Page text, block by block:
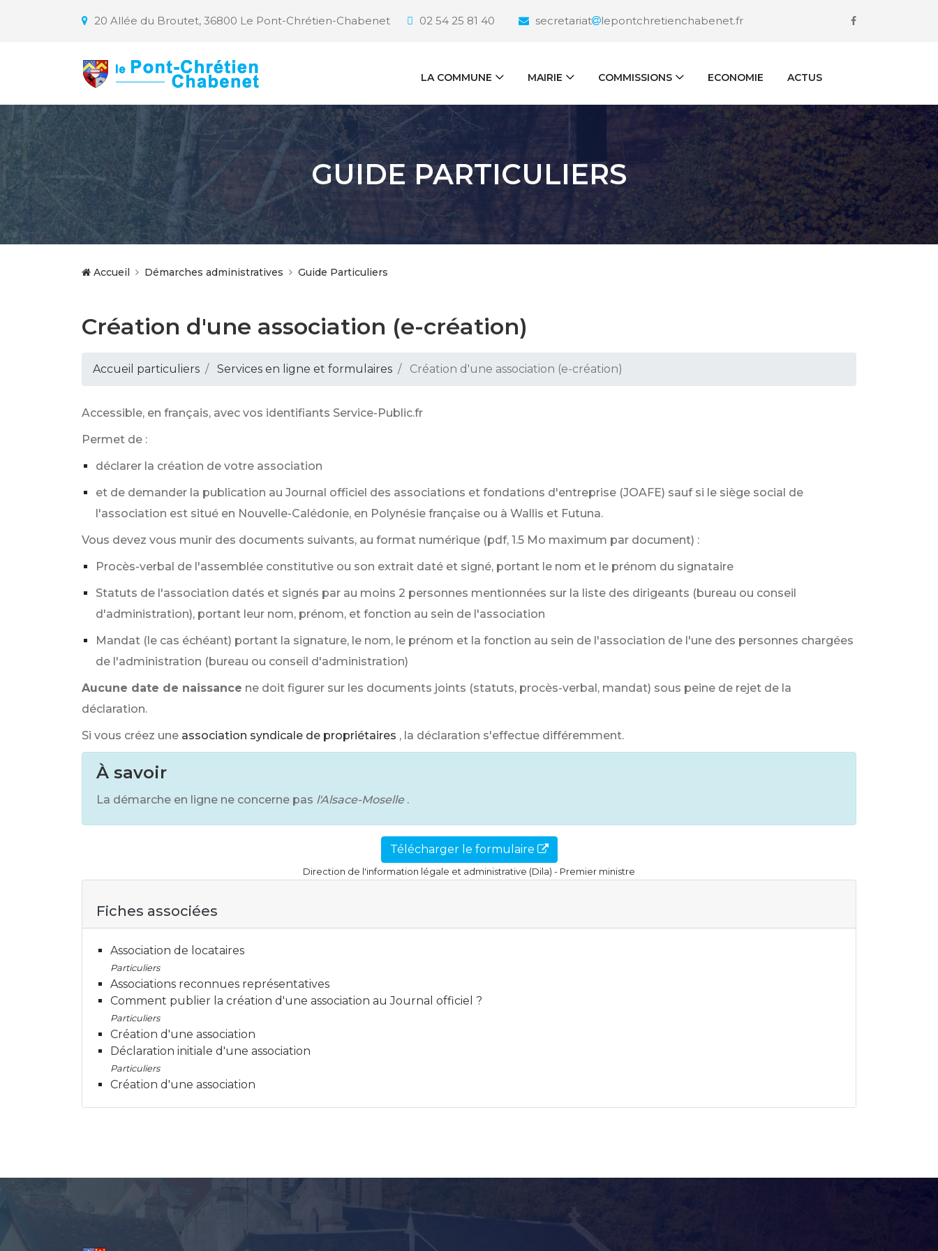
20 Allée du Broutet, 36800 Le Pont-Chrétien-Chabenet 02 54 25 81 40 secretariat lepontchretienchabenet.fr
LA COMMUNE MAIRIE COMMISSIONS ECONOMIE ACTUS
GUIDE PARTICULIERS
Accueil Démarches administratives Guide Particuliers
Création d'une association (e-création)
Accueil particuliers Services en ligne et formulaires Création d'une association (e-création)
Accessible, en français, avec vos identifiants Service-Public.fr
Permet de :
déclarer la création de votre association
et de demander la publication au Journal officiel des associations et fondations d'entreprise (JOAFE) sauf si le siège social de
l'association est situé en Nouvelle-Calédonie, en Polynésie française ou à Wallis et Futuna.
Vous devez vous munir des documents suivants, au format numérique (pdf, 1.5 Mo maximum par document) :
Procès-verbal de l'assemblée constitutive ou son extrait daté et signé, portant le nom et le prénom du signataire
Statuts de l'association datés et signés par au moins 2 personnes mentionnées sur la liste des dirigeants (bureau ou conseil
d'administration), portant leur nom, prénom, et fonction au sein de l'association
Mandat (le cas échéant) portant la signature, le nom, le prénom et la fonction au sein de l'association de l'une des personnes chargées
de l'administration (bureau ou conseil d'administration)
Aucune date de naissance ne doit figurer sur les documents joints (statuts, procès-verbal, mandat) sous peine de rejet de la
déclaration.
Si vous créez une association syndicale de propriétaires , la déclaration s'effectue différemment.
À savoir
La démarche en ligne ne concerne pas l'Alsace-Moselle .
Télécharger le formulaire
Direction de l'information légale et administrative (Dila) - Premier ministre
Fiches associées
Association de locataires
Particuliers
Associations reconnues représentatives
Comment publier la création d'une association au Journal officiel ?
Particuliers
Création d'une association
Déclaration initiale d'une association
Particuliers
Création d'une association